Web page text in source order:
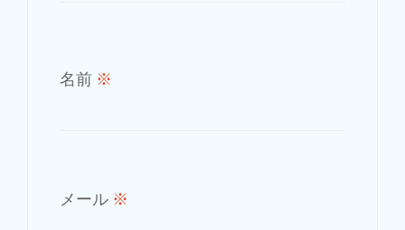
名前 ※
メール ※